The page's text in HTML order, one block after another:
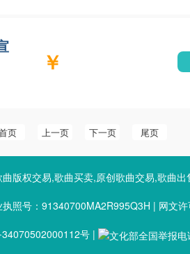
￥
页 上一页 下一页 尾页
版权交易,歌曲买卖,原创歌曲交易,歌曲
执照号：91340700MA2R995Q3H | 网文
号 |